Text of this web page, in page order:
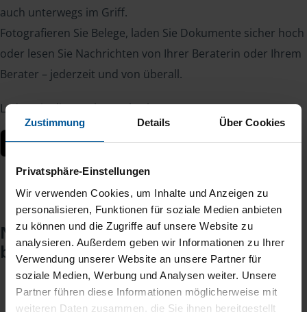
Zustimmung Details Über Cookies
Privatsphäre-Einstellungen
Wir verwenden Cookies, um Inhalte und Anzeigen zu
personalisieren, Funktionen für soziale Medien anbieten
zu können und die Zugriffe auf unsere Website zu
analysieren. Außerdem geben wir Informationen zu Ihrer
Verwendung unserer Website an unsere Partner für
soziale Medien, Werbung und Analysen weiter. Unsere
Partner führen diese Informationen möglicherweise mit
weiteren Daten zusammen, die Sie ihnen bereitgestellt
auch unterwegs im Griff.
Fotografieren Sie Belege, laden Sie Dokumente sicher hoch
oder lesen Sie Nachrichten von Ihrer Beraterin oder Ihrem
Berater – jederzeit und von überall.
Laden Sie die App kostenlos herunter:
Noch keinen Zugang? So einfach
beantragen Sie ihn.
Sie teilen mir mit, dass Sie MeineVLH nutzen